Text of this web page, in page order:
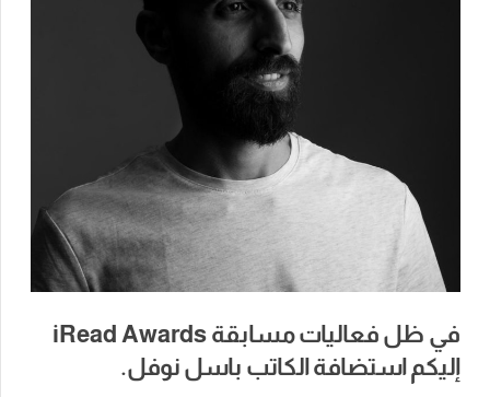
في ظل فعالياتمسابقة
إليكماستضافةالكاتب باسل نوفل.